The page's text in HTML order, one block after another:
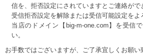
信を、拒否設定にされていますとご連絡がで
受信拒否設定を解除または受信可能設定をよ
当店のドメイン【big-m-one.com】を受信
い。
お手数ではございますが、ご了承宜しくお願い